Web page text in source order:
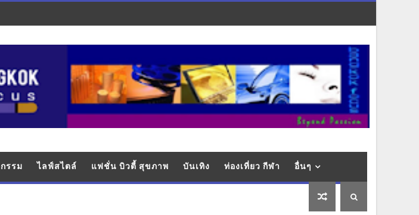
รรม ไลฟ์สไตล์ แฟชั่น บิวตี้ สุขภาพ บันเทิง ท่องเที่ยว กีฬา อื่นๆ